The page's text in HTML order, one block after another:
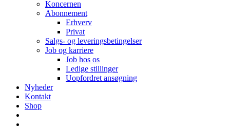
Koncernen
Abonnement
Erhverv
Privat
Salgs- og leveringsbetingelser
Job og karriere
Job hos os
Ledige stillinger
Uopfordret ansøgning
Nyheder
Kontakt
Shop